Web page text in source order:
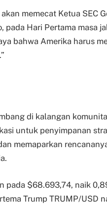
memecat Ketua SEC
Hari Pertama masa
bahwa Amerika harus
di kalangan
untuk penyimpanan
memaparkan
pada $68.693,74, naik
Trump TRUMP/USD